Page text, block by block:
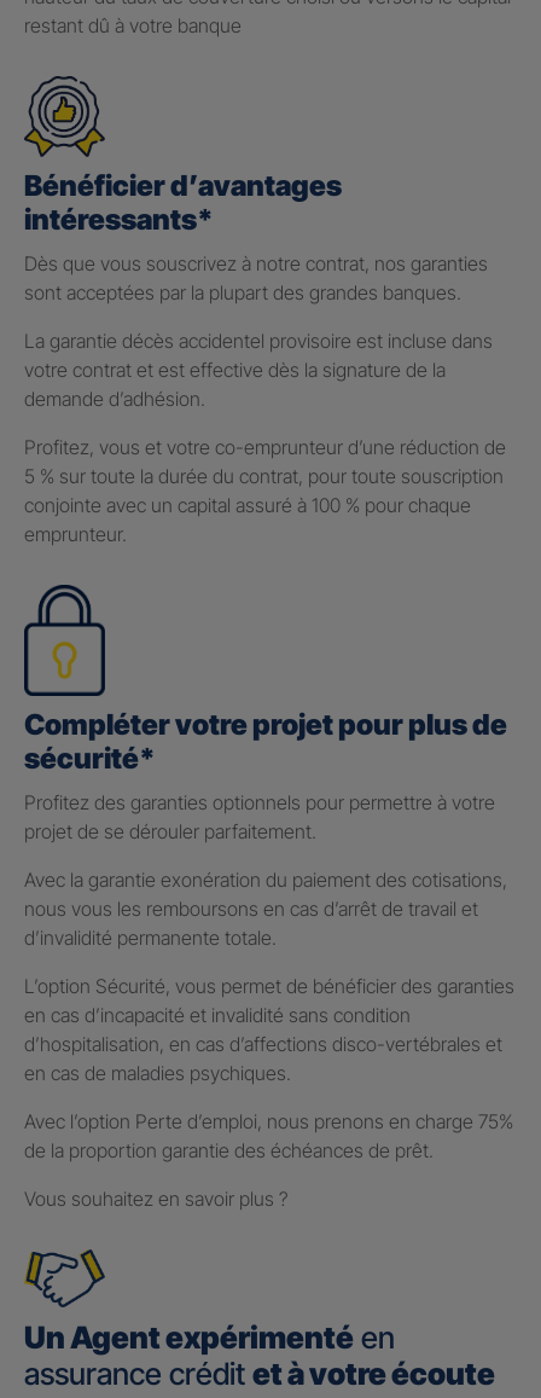
restant dû à votre banque
Bénéficier d’avantages
intéressants*
Dès que vous souscrivez à notre contrat, nos garanties
sont acceptées par la plupart des grandes banques.
La garantie décès accidentel provisoire est incluse dans
votre contrat et est effective dès la signature de la
demande d’adhésion.
Profitez, vous et votre co-emprunteur d’une réduction de
5 % sur toute la durée du contrat, pour toute souscription
conjointe avec un capital assuré à 100 % pour chaque
emprunteur.
Compléter votre projet pour plus de
sécurité*
Profitez des garanties optionnels pour permettre à votre
projet de se dérouler parfaitement.
Avec la garantie exonération du paiement des cotisations,
nous vous les remboursons en cas d’arrêt de travail et
d’invalidité permanente totale.
L’option Sécurité, vous permet de bénéficier des garanties
en cas d’incapacité et invalidité sans condition
d’hospitalisation, en cas d’affections disco-vertébrales et
en cas de maladies psychiques.
Avec l’option Perte d’emploi, nous prenons en charge 75%
de la proportion garantie des échéances de prêt.
Vous souhaitez en savoir plus ?
Un Agent expérimenté en
assurance crédit et à votre écoute